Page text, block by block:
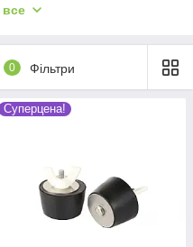
острые углы льда разрежут
случае Вам помогут
все
0 Фільтри
Суперцена!